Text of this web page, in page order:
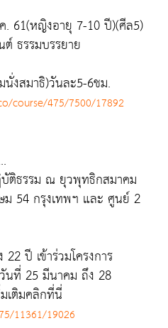
. 61(หญิงอายุ 7-10 ปี)(ศีล5)
ธรรมบรรยาย​
นั่งสมาธิ)วันละ5-6ชม.
course/475/7500/17892
บัติธรรม ณ ยุวพุทธิกสมาคม
ม 54 กรุงเทพฯ และ ศูนย์ 2
ปี เข้าร่วมโครงการ
นที่ 25 มีนาคม ถึง 28
เติมคลิกที่นี่
11361/19026